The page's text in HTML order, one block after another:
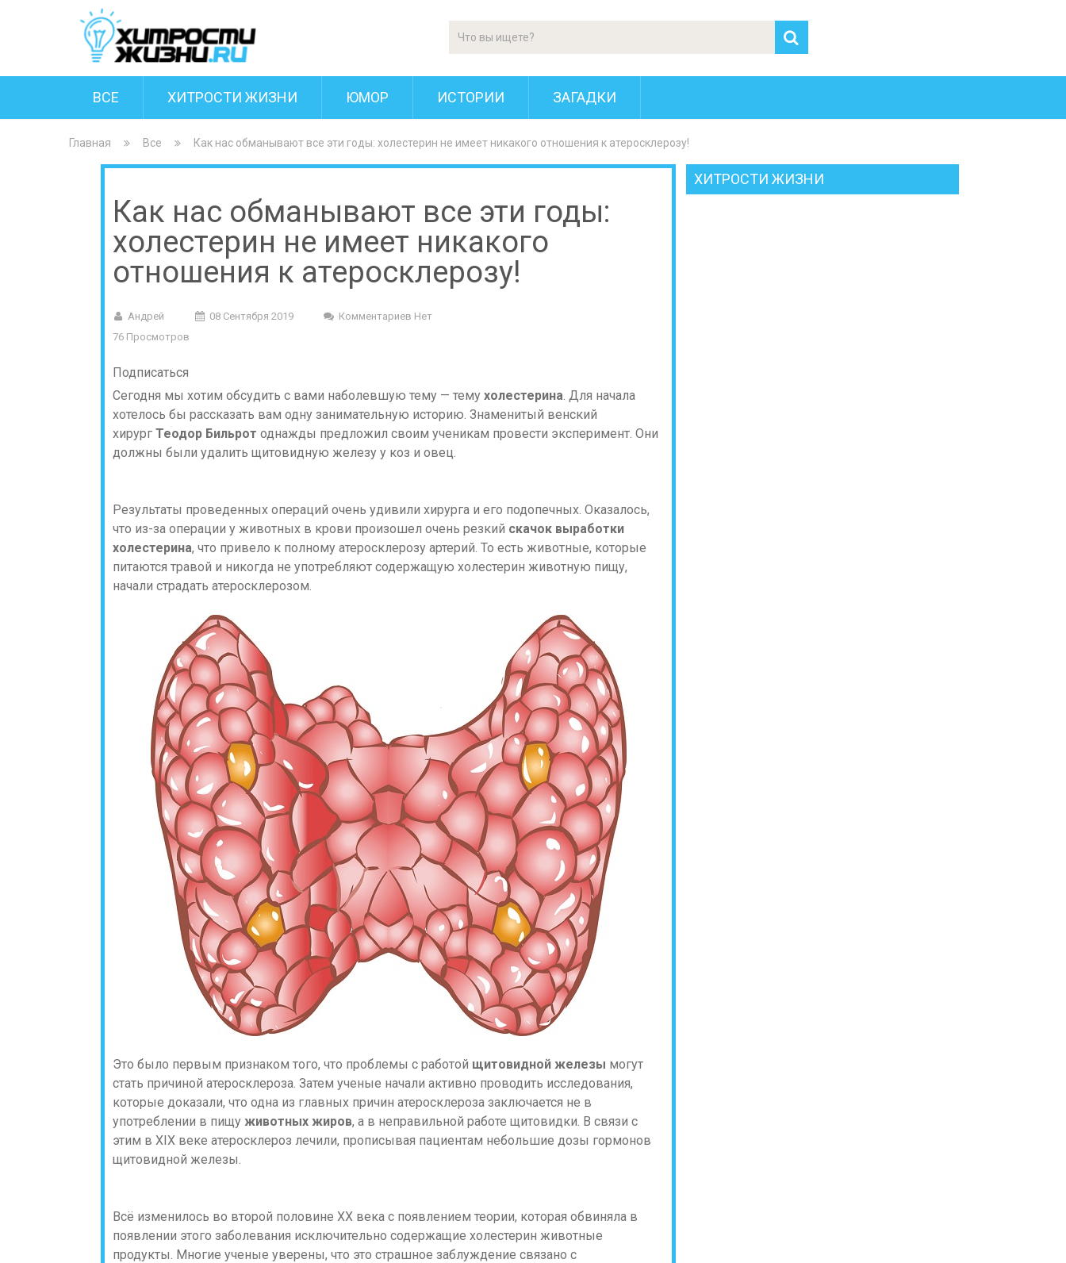
ВСЕ ХИТРОСТИ ЖИЗНИ ЮМОР ИСТОРИИ ЗАГАДКИ
Главная Все Как нас обманывают все эти годы: холестерин не имеет никакого отношения к атеросклерозу!
Как нас обманывают все эти годы:
холестерин не имеет никакого
отношения к атеросклерозу!
Андрей 08 Сентября 2019
Комментариев Нет
76 Просмотров
Подписаться
Сегодня мы хотим обсудить с вами наболевшую тему — тему холестерина. Для начала
хотелось бы рассказать вам одну занимательную историю. Знаменитый венский
хирург Теодор Бильрот однажды предложил своим ученикам провести эксперимент. Они
должны были удалить щитовидную железу у коз и овец.
Результаты проведенных операций очень удивили хирурга и его подопечных. Оказалось,
что из-за операции у животных в крови произошел очень резкий скачок выработки
холестерина, что привело к полному атеросклерозу артерий. То есть животные, которые
питаются травой и никогда не употребляют содержащую холестерин животную пищу,
начали страдать атеросклерозом.
Это было первым признаком того, что проблемы с работой щитовидной железы могут
стать причиной атеросклероза. Затем ученые начали активно проводить исследования,
которые доказали, что одна из главных причин атеросклероза заключается не в
употреблении в пищу животных жиров, а в неправильной работе щитовидки. В связи с
этим в XIX веке атеросклероз лечили, прописывая пациентам небольшие дозы гормонов
щитовидной железы.
Всё изменилось во второй половине ХХ века с появлением теории, которая обвиняла в
появлении этого заболевания исключительно содержащие холестерин животные
продукты. Многие ученые уверены, что это страшное заблуждение связано с
ХИТРОСТИ ЖИЗНИ